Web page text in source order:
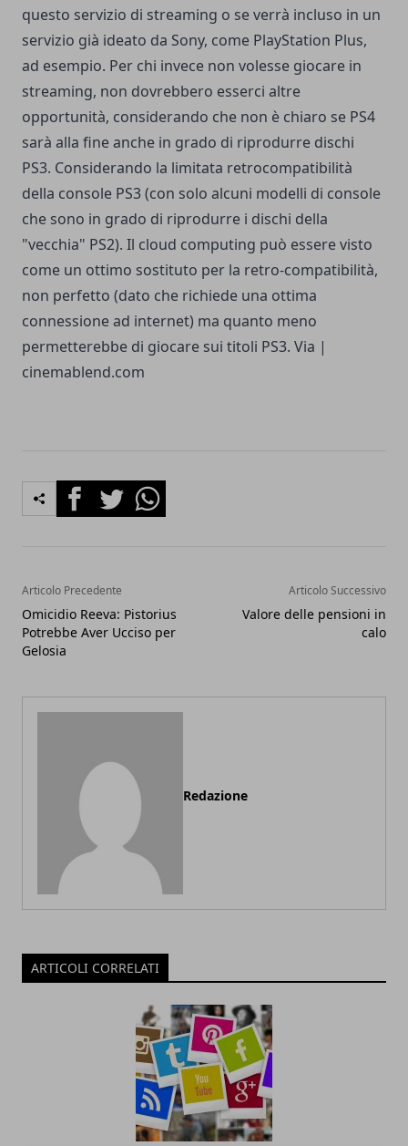
questo servizio di streaming o se verrà incluso in un
servizio già ideato da Sony, come PlayStation Plus,
ad esempio. Per chi invece non volesse giocare in
streaming, non dovrebbero esserci altre
opportunità, considerando che non è chiaro se PS4
sarà alla fine anche in grado di riprodurre dischi
PS3. Considerando la limitata retrocompatibilità
della console PS3 (con solo alcuni modelli di console
che sono in grado di riprodurre i dischi della
"vecchia" PS2). Il cloud computing può essere visto
come un ottimo sostituto per la retro-compatibilità,
non perfetto (dato che richiede una ottima
connessione ad internet) ma quanto meno
permetterebbe di giocare sui titoli PS3. Via |
cinemablend.com
FacebookTwitterWhatsapp
Articolo Precedente
Omicidio Reeva: Pistorius
Potrebbe Aver Ucciso per
Gelosia
Articolo Successivo
Valore delle pensioni in
calo
Redazione
ARTICOLI CORRELATI